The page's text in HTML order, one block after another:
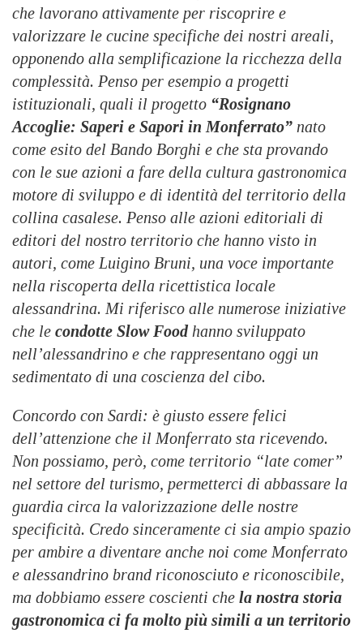
che lavorano attivamente per riscoprire e
valorizzare le cucine specifiche dei nostri areali,
opponendo alla semplificazione la ricchezza della
complessità. Penso per esempio a progetti
istituzionali, quali il progetto “Rosignano
Accoglie: Saperi e Sapori in Monferrato” nato
come esito del Bando Borghi e che sta provando
con le sue azioni a fare della cultura gastronomica
motore di sviluppo e di identità del territorio della
collina casalese. Penso alle azioni editoriali di
editori del nostro territorio che hanno visto in
autori, come Luigino Bruni, una voce importante
nella riscoperta della ricettistica locale
alessandrina. Mi riferisco alle numerose iniziative
che le condotte Slow Foodhanno sviluppato
nell’alessandrino e che rappresentano oggi un
sedimentato di una coscienza del cibo.
Concordo con Sardi: è giusto essere felici
dell’attenzione che il Monferrato sta ricevendo.
Non possiamo, però, come territorio “late comer”
nel settore del turismo, permetterci di abbassare la
guardia circa la valorizzazione delle nostre
specificità. Credo sinceramente ci sia ampio spazio
per ambire a diventare anche noi come Monferrato
e alessandrino brand riconosciuto e riconoscibile,
ma dobbiamo essere coscienti che la nostra storia
gastronomica ci fa molto più simili a un territorio